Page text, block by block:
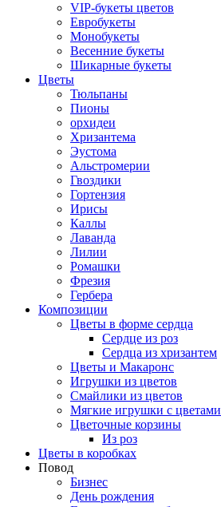
VIP-букеты цветов
Евробукеты
Монобукеты
Весенние букеты
Шикарные букеты
Цветы
Тюльпаны
Пионы
орхидеи
Хризантема
Эустома
Альстромерии
Гвоздики
Гортензия
Ирисы
Каллы
Лаванда
Лилии
Ромашки
Фрезия
Гербера
Композиции
Цветы в форме сердца
Сердце из роз
Сердца из хризантем
Цветы и Макаронс
Игрушки из цветов
Смайлики из цветов
Мягкие игрушки с цветами
Цветочные корзины
Из роз
Цветы в коробках
Повод
Бизнес
День рождения